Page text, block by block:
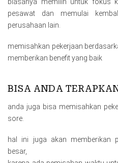
pesawat dan memulai
perusahaan Iain.
memisahkan pekerjaan
memberikan benefit yang baik
BISA ANDA
anda juga bisa memisahkan
sore.
hal ini juga akan memberikan
besar,